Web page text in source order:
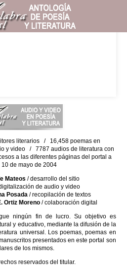
literarios / 16,458 poemas en
y video / 7787 audios de literatura con
a las diferentes páginas del portal a
de mayo de 2004
Mateos / desarrollo del sitio
de audio y video
Posada/ recopilación de textos
Ortiz Moreno/ colaboración digital
ningún fin de lucro. Su objetivo es
y educativo, mediante la difusión de la
universal. Los poemas, poemas en
presentados en este portal son
de los mismos.
reservados del titular.